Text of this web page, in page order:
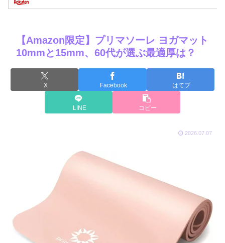
【Amazon限定】プリマソーレ ヨガマット
10mmと15mm、60代が選ぶ最適厚は？
X Facebook はてブ
LINE コピー
2026.07.07